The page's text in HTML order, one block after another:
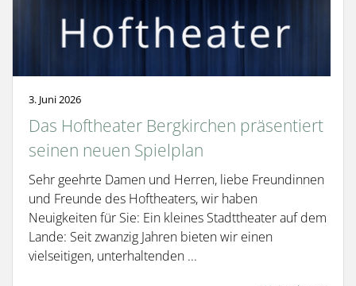
3. Juni 2026
Das Hoftheater Bergkirchen präsentiert
seinen neuen Spielplan
Sehr geehrte Damen und Herren, liebe Freundinnen
und Freunde des Hoftheaters, wir haben
Neuigkeiten für Sie: Ein kleines Stadttheater auf dem
Lande: Seit zwanzig Jahren bieten wir einen
vielseitigen, unterhaltenden ...